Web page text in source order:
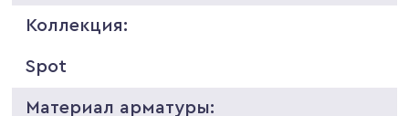
Коллекция:
Spot
Материал арматуры: